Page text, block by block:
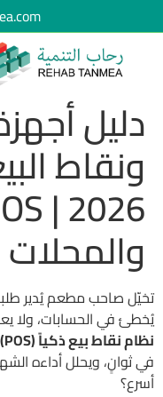
دليل
ونقاط
والمحلات
تخيّل صاحب مطعم يُدير
يُخطئ في الحسابات، ولا
نظام نقاط بيع ذكياً (POS)
في ثوانٍ، ويحلل أداءه
أسرع؟